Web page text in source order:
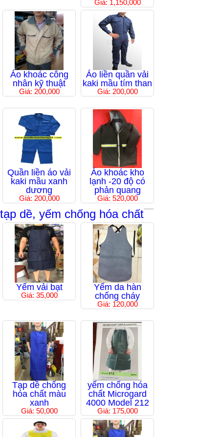
Giá: 1,150,000
Áo khoác công
nhân kỹ thuật
Giá: 200,000
Áo liền quần vải
kaki mầu tím than
Giá: 200,000
Quần liền áo vải
kaki mầu xanh
dương
Giá: 200,000
Áo khoác kho
lạnh -20 độ có
phản quang
Giá: 520,000
tạp dề, yếm chống hóa chất
Yếm vải bạt
Giá: 35,000
Yếm da hàn
chống cháy
Giá: 120,000
Tạp dề chống
hóa chất màu
xanh
Giá: 50,000
yếm chống hóa
chất Microgard
4000 Model 212
Giá: 175,000